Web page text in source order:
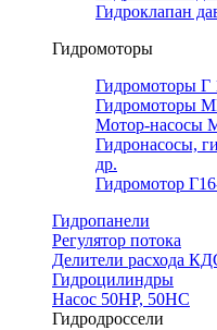
Гидроклапан
Гидромоторы
Гидромоторы Г
Гидромоторы
Мотор-насосы
Гидронасосы,
др.
Гидромотор
Гидропанели
Регулятор потока
Делители расхода
Гидроцилиндры
Насос 50НР, 50НС
Гидродроссели